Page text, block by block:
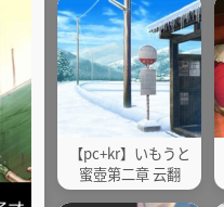
【pc+kr】いもうと
蜜壺第二章 云翻